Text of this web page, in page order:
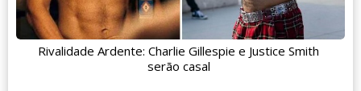
Rivalidade Ardente: Charlie Gillespie e Justice Smith
serão casal